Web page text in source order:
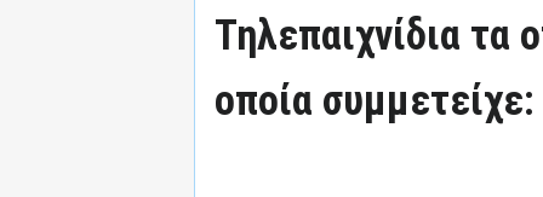
Τηλεπαιχνίδια τα
οποία συμμετείχε: